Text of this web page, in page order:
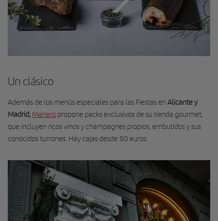
Un clásico
Además de los menús especiales para las Fiestas enAlicante y
Madrid, Manero propone packs exclusivos de su tienda gourmet,
que incluyen ricos vinos y champagnes propios, embutidos y sus
conocidos turrones. Hay cajas desde 50 euros.